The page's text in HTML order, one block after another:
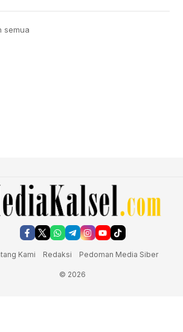
semua
Kami Redaksi Pedoman Media Siber
© 2026